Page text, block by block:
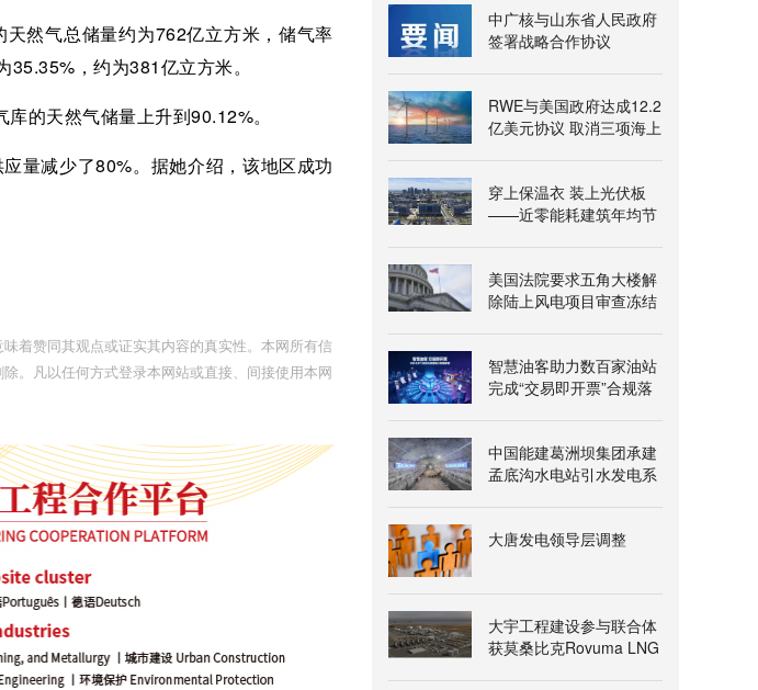
然气总储量约为762亿立方米，储气率
，约为381亿立方米。
的天然气储量上升到90.12%。
量减少了80%。据她介绍，该地区成功
着赞同其观点或证实其内容的真实性。本网所有信
。凡以任何方式登录本网站或直接、间接使用本网
中广核与山东省人民政府
签署战略合作协议
RWE与美国政府达成12.2
亿美元协议 取消三项海上
穿上保温衣 装上光伏板
——近零能耗建筑年均节
美国法院要求五角大楼解
除陆上风电项目审查冻结
智慧油客助力数百家油站
完成“交易即开票”合规落
中国能建葛洲坝集团承建
孟底沟水电站引水发电系
大唐发电领导层调整
大宇工程建设参与联合体
获莫桑比克Rovuma LNG